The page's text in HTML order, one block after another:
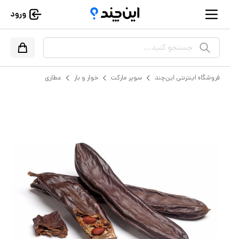
ورود
جستجو کنید...
فروشگاه اینترنتی این‌چند سوپر مارکت خوار و بار عطاری